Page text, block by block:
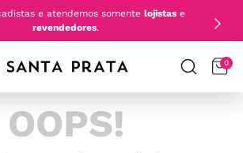
e atendemos somente lojistase
revendedores.
0
OOPS!